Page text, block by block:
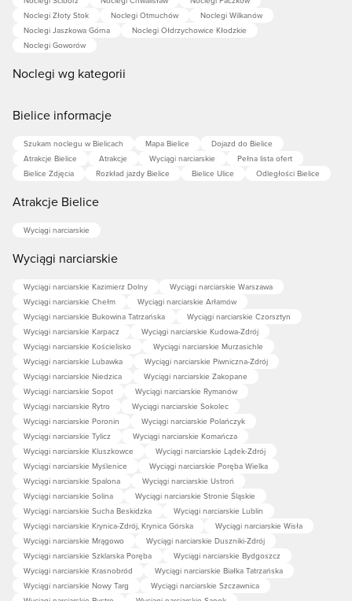
Noclegi Złoty Stok
Noclegi Otmuchów
Noclegi Wilkanów
Noclegi Jaszkowa Górna
Noclegi Ołdrzychowice Kłodzkie
Noclegi Goworów
Noclegi wg kategorii
Bielice informacje
Szukam noclegu w Bielicach Mapa Bielice
Dojazd do Bielice
Atrakcje Bielice
Atrakcje Wyciągi narciarskie
Pełna lista ofert
Bielice Zdjęcia
Rozkład jazdy Bielice Bielice Ulice Odległości Bielice
Atrakcje Bielice
Wyciągi narciarskie
Wyciągi narciarskie
Wyciągi narciarskie Kazimierz Dolny
Wyciągi narciarskie Warszawa
Wyciągi narciarskie Chełm
Wyciągi narciarskie Arłamów
Wyciągi narciarskie Bukowina Tatrzańska
Wyciągi narciarskie Czorsztyn
Wyciągi narciarskie Karpacz
Wyciągi narciarskie Kudowa-Zdrój
Wyciągi narciarskie Kościelisko
Wyciągi narciarskie Murzasichle
Wyciągi narciarskie Lubawka
Wyciągi narciarskie Piwniczna-Zdrój
Wyciągi narciarskie Niedzica
Wyciągi narciarskie Zakopane
Wyciągi narciarskie Sopot
Wyciągi narciarskie Rymanów
Wyciągi narciarskie Rytro
Wyciągi narciarskie Sokolec
Wyciągi narciarskie Poronin
Wyciągi narciarskie Polańczyk
Wyciągi narciarskie Tylicz
Wyciągi narciarskie Komańcza
Wyciągi narciarskie Kluszkowce
Wyciągi narciarskie Lądek-Zdrój
Wyciągi narciarskie Myślenice
Wyciągi narciarskie Poręba Wielka
Wyciągi narciarskie Spalona
Wyciągi narciarskie Ustroń
Wyciągi narciarskie Solina
Wyciągi narciarskie Stronie Śląskie
Wyciągi narciarskie Sucha Beskidzka
Wyciągi narciarskie Lublin
Wyciągi narciarskie Krynica-Zdrój, Krynica Górska
Wyciągi narciarskie Wisła
Wyciągi narciarskie Mrągowo
Wyciągi narciarskie Duszniki-Zdrój
Wyciągi narciarskie Szklarska Poręba
Wyciągi narciarskie Bydgoszcz
Wyciągi narciarskie Krasnobród
Wyciągi narciarskie Białka Tatrzańska
Wyciągi narciarskie Nowy Targ
Wyciągi narciarskie Szczawnica